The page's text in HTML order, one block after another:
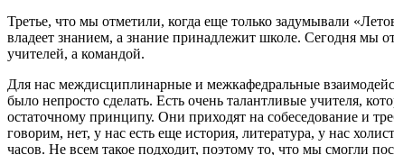
Третье, что мы отметили, когда еще только задумывали
владеет знанием, а знание принадлежит школе. Сегодня мы
учителей, а командой.
Для нас междисциплинарные и межкафедральные
было непросто сделать. Есть очень талантливые учителя,
остаточному принципу. Они приходят на собеседование и
говорим, нет, у нас есть еще история, литература, у нас
часов. Не всем такое подходит, поэтому то, что мы смогли